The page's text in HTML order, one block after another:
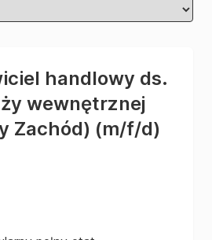
handlowy ds.
wewnętrznej
Zachód) (m/f/d)